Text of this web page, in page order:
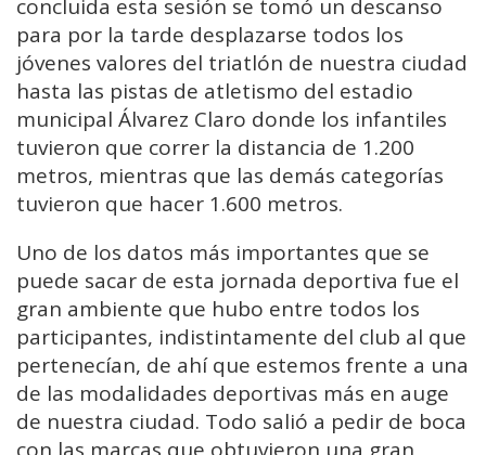
concluida esta sesión se tomó un descanso
para por la tarde desplazarse todos los
jóvenes valores del triatlón de nuestra ciudad
hasta las pistas de atletismo del estadio
municipal Álvarez Claro donde los infantiles
tuvieron que correr la distancia de 1.200
metros, mientras que las demás categorías
tuvieron que hacer 1.600 metros.
Uno de los datos más importantes que se
puede sacar de esta jornada deportiva fue el
gran ambiente que hubo entre todos los
participantes, indistintamente del club al que
pertenecían, de ahí que estemos frente a una
de las modalidades deportivas más en auge
de nuestra ciudad. Todo salió a pedir de boca